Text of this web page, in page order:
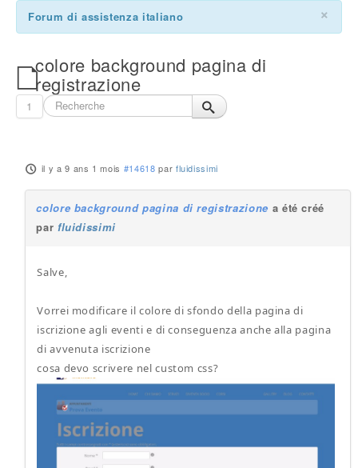
×
Forum di assistenza italiano
colore background pagina di
registrazione
1
il y a 9 ans 1 mois #14618 par fluidissimi
colore background pagina di registrazione a été créé
par fluidissimi
Salve,
Vorrei modificare il colore di sfondo della pagina di
iscrizione agli eventi e di conseguenza anche alla pagina
di avvenuta iscrizione
cosa devo scrivere nel custom css?